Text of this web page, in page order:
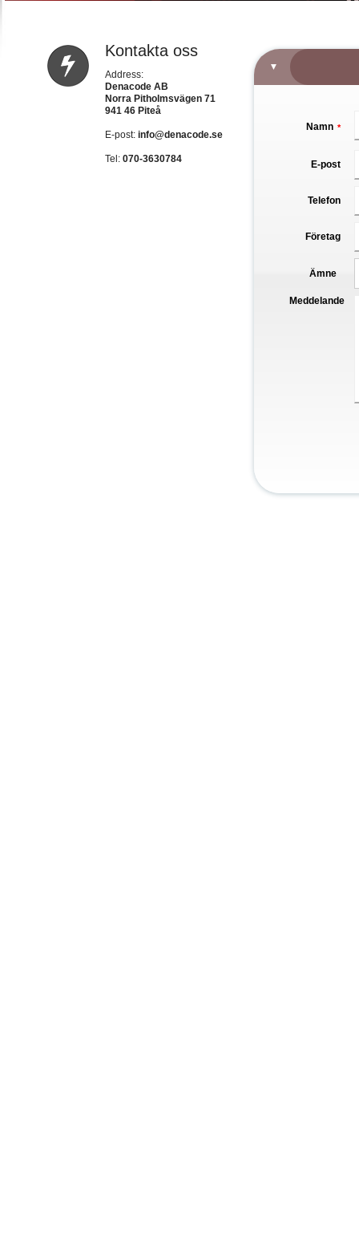
Kontakta oss
Address:
Denacode AB
Norra Pitholmsvägen 71
941 46 Piteå
E-post: info@denacode.se
Tel: 070-3630784
Namn *
E-post
Telefon
Företag
Ämne
Meddelande